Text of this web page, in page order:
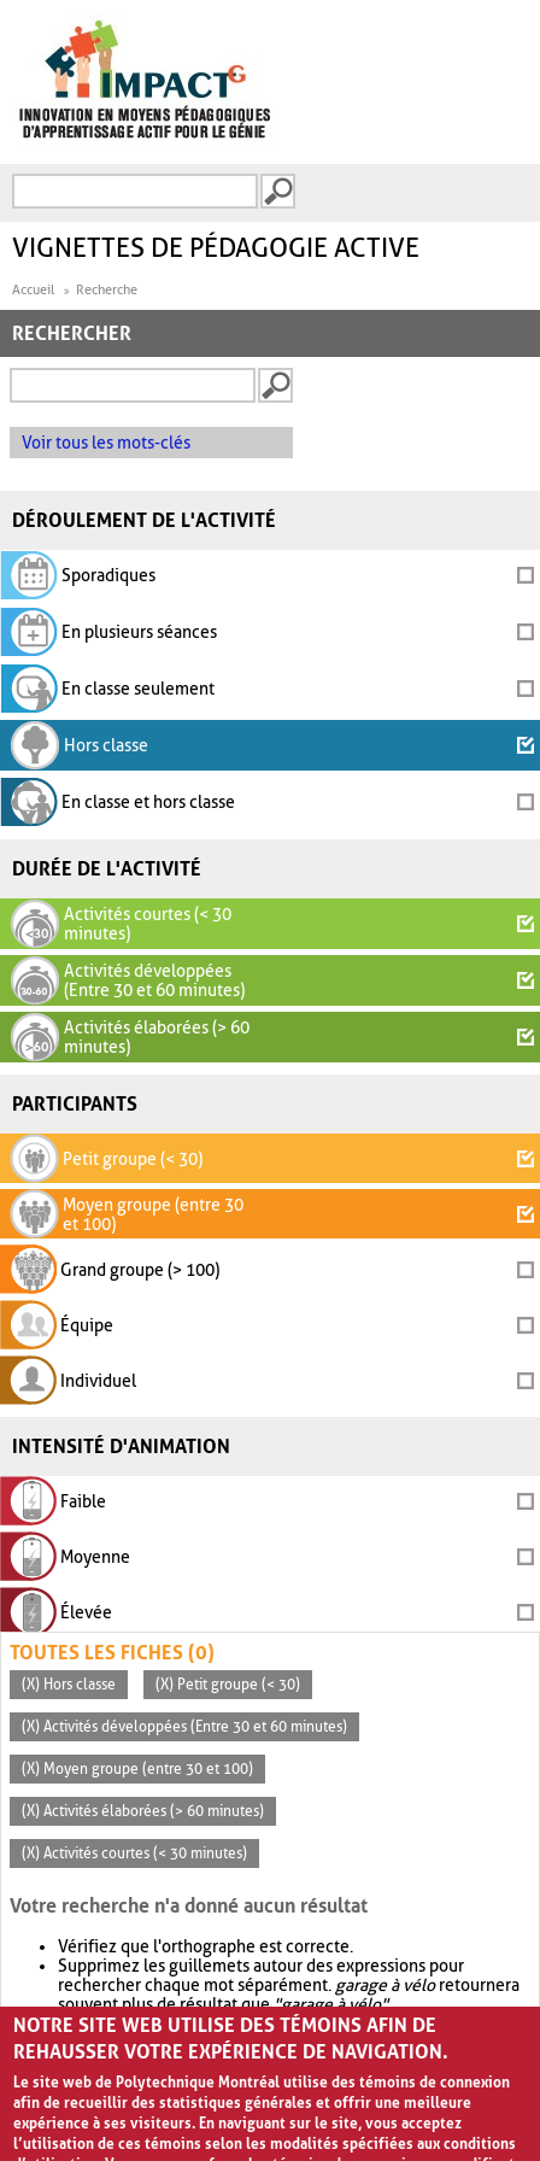
FORMULAIRE DE
VIGNETTES DE PÉDAGOGIE ACTIVE
Accueil Recherche
RECHERCHER
Voir tous les mots-clés
DÉROULEMENT DE L'ACTIVITÉ
Sporadiques
En plusieurs séances
En classe seulement
Hors classe
En classe et hors classe
DURÉE DE L'ACTIVITÉ
Activités courtes (< 30
minutes)
Activités développées
(Entre 30 et 60 minutes)
Activités élaborées (> 60
minutes)
PARTICIPANTS
Petit groupe (< 30)
Moyen groupe (entre 30
et 100)
Grand groupe (> 100)
Équipe
Individuel
INTENSITÉ D'ANIMATION
Faible
Moyenne
Élevée
TOUTES LES FICHES (0)
(X) Hors classe (X) Petit groupe (< 30)
(X) Activités développées (Entre 30 et 60 minutes)
(X) Moyen groupe (entre 30 et 100)
(X) Activités élaborées (> 60 minutes)
(X) Activités courtes (< 30 minutes)
Votre recherche n'a donné aucun résultat
Vérifiez que l'orthographe est correcte.
Supprimez les guillemets autour des expressions pour
rechercher chaque mot séparément. garage à véloretournera
souvent plus de résultat que"garage à vélo".
Envisagez d'élargir votre recherche avec OR.garage OR vélo
retournera souvent plus de résultat quegarage à vélo
NOTRE SITE WEB UTILISE DES TÉMOINS AFIN DE
REHAUSSER VOTRE EXPÉRIENCE DE NAVIGATION.
Le site web de Polytechnique Montréal utilise des témoins de connexion
afin de recueillir des statistiques générales et offrir une meilleure
expérience à ses visiteurs. En naviguant sur le site, vous acceptez
l’utilisation de ces témoins selon les modalités spécifiées aux conditions